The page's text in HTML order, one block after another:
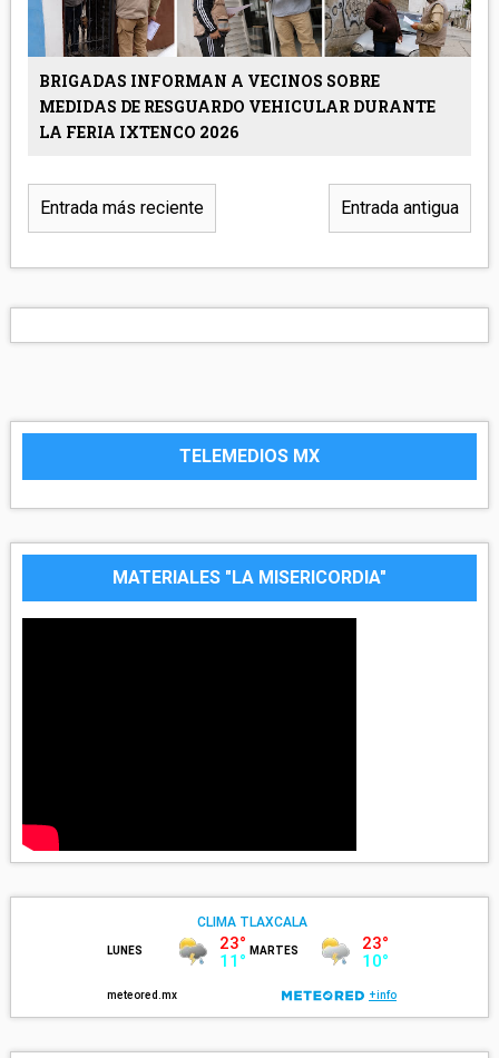
BRIGADAS INFORMAN A VECINOS SOBRE
MEDIDAS DE RESGUARDO VEHICULAR DURANTE
LA FERIA IXTENCO 2026
Entrada más reciente Entrada antigua
TELEMEDIOS MX
MATERIALES "LA MISERICORDIA"